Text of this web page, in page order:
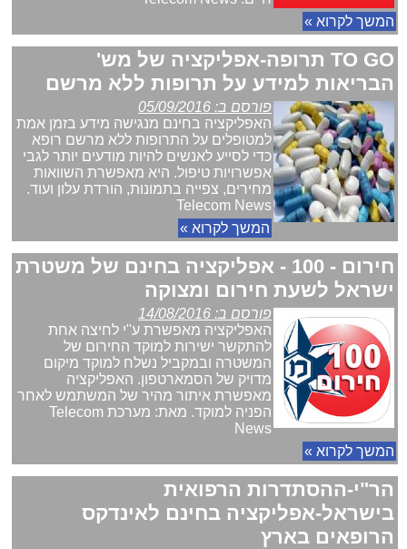
המשך לקרוא »
TO GO תרופה-אפליקציה של מש'
הבריאות למידע על תרופות ללא מרשם
פורסם ב: 05/09/2016
האפליקציה בחינם מנגישה מידע בזמן אמת
למטופלים על התרופות ללא מרשם רופא
כדי לסייע לאנשים להיות מודעים יותר לגבי
אפשרויות טיפול. היא מאפשרת השוואות
מחירים, צפייה בתמונות, הורדת עלון ועוד.
Telecom News
המשך לקרוא »
חירום - 100 - אפליקציה בחינם של משטרת
ישראל לשעת חירום ומצוקה
פורסם ב: 14/08/2016
האפליקציה מאפשרת ע"י לחיצה אחת
להתקשר ישירות למוקד החירום של
המשטרה ובמקביל נשלח למוקד מיקום
מדויק של הסמארטפון. האפליקציה
מאפשרת איתור מהיר של המשתמש לאחר
הפניה למוקד. מאת: מערכת Telecom
News
המשך לקרוא »
הר"י-ההסתדרות הרפואית
בישראל-אפליקציה בחינם לאינדקס
הרופאים בארץ